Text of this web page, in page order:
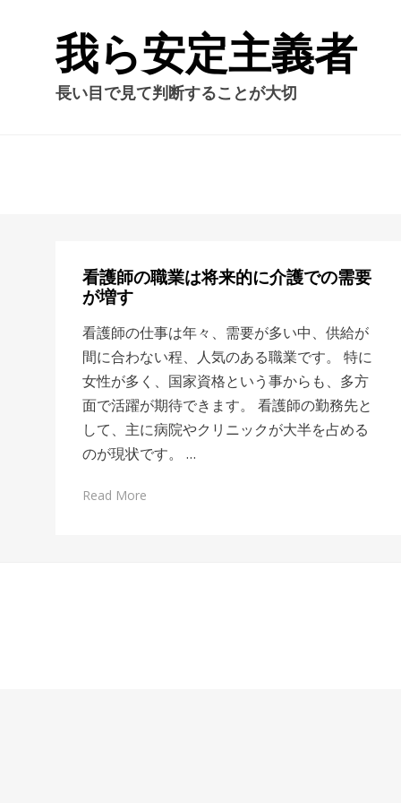
我ら安定主義者
長い目で見て判断することが大切
看護師の職業は将来的に介護での需要
が増す
看護師の仕事は年々、需要が多い中、供給が
間に合わない程、人気のある職業です。 特に
女性が多く、国家資格という事からも、多方
面で活躍が期待できます。 看護師の勤務先と
して、主に病院やクリニックが大半を占める
のが現状です。 …
Read More